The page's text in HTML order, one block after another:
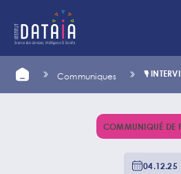
contenu
Communiques 🎙️
COMMUNIQUÉ DE
04.12.25
Panneau de gestion des cookies